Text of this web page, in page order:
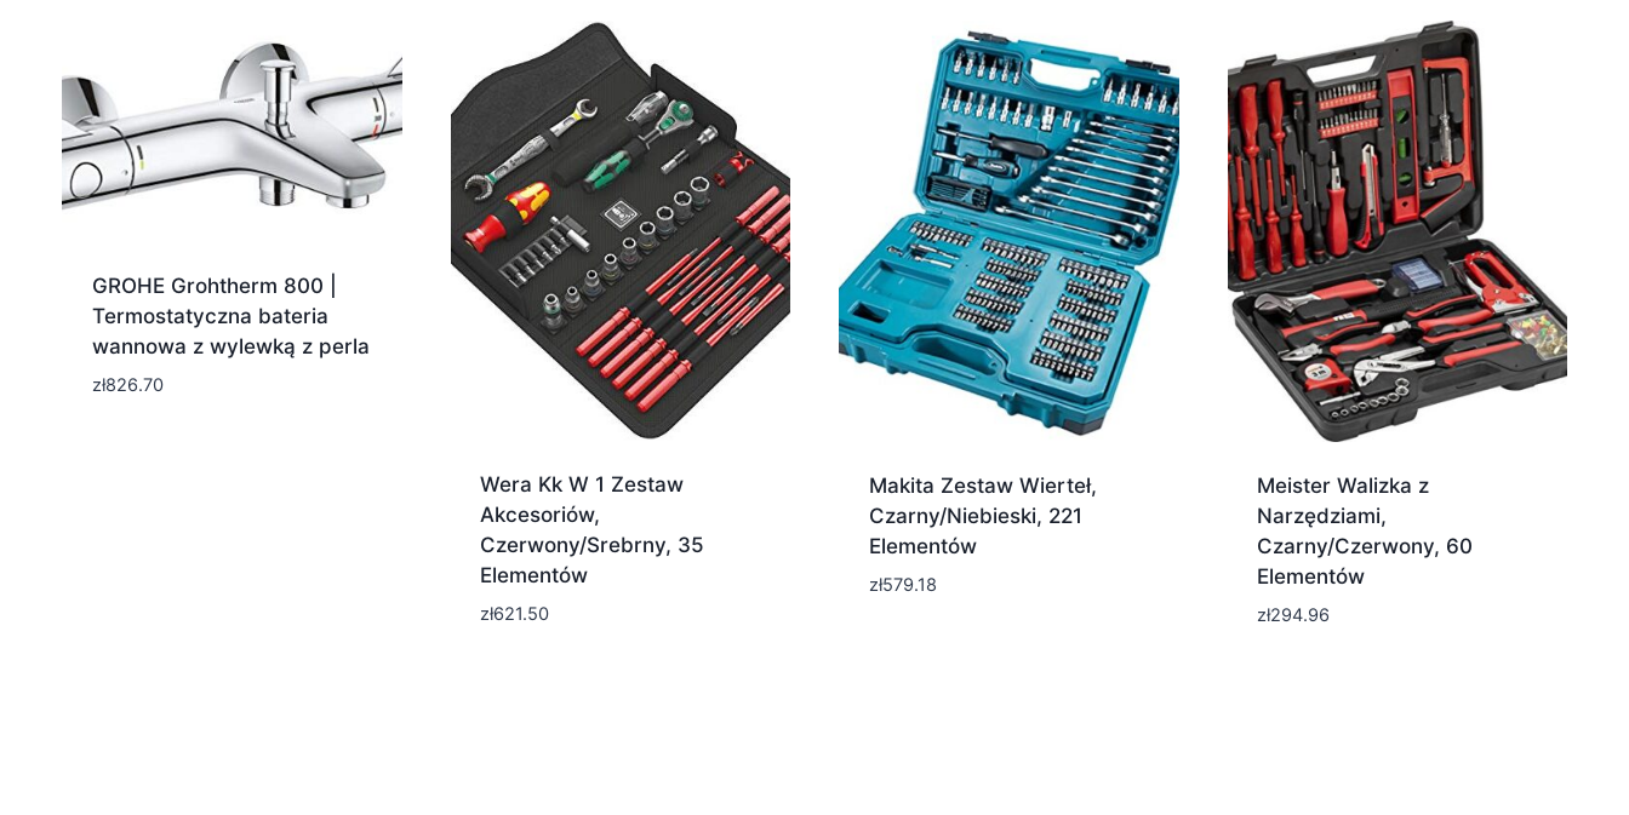
GROHE Grohtherm 800 |
Termostatyczna bateria
wannowa z wylewką z perla
zł826.70
Wera Kk W 1 Zestaw
Akcesoriów,
Czerwony/Srebrny, 35
Elementów
zł621.50
Makita Zestaw Wierteł,
Czarny/Niebieski, 221
Elementów
zł579.18
Meister Walizka z
Narzędziami,
Czarny/Czerwony, 60
Elementów
zł294.96